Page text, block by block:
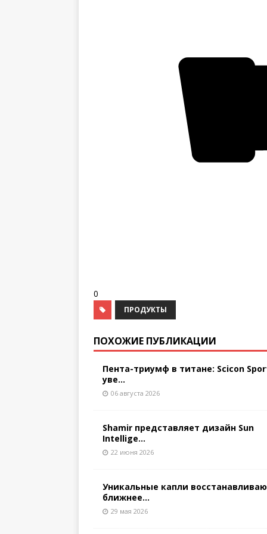
0
ПРОДУКТЫ
ПОХОЖИЕ ПУБЛИКАЦИИ
Пента-триумф в титане: Scicon
уве...
06 августа 2026
Shamir представляет дизайн Sun
Intellige...
22 июня 2026
Уникальные капли
ближнее...
29 мая 2026